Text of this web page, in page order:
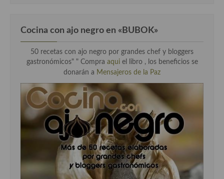
Cocina con ajo negro en «BUBOK»
50 recetas con ajo negro por grandes chef y bloggers
gastronómicos" " Compra aqui el libro , los beneficios se
donarán a Mensajeros de la Paz